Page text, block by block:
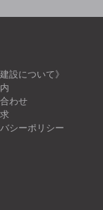
設について》
わせ
シーポリシー